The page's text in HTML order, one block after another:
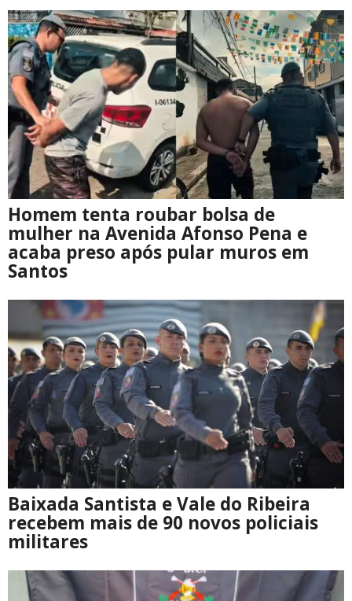
Homem tenta roubar bolsa de
mulher na Avenida Afonso Pena e
acaba preso após pular muros em
Santos
Baixada Santista e Vale do Ribeira
recebem mais de 90 novos policiais
militares